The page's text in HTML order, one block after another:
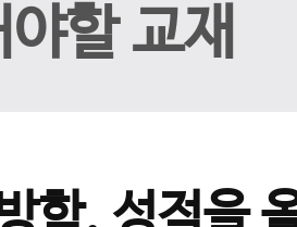
할 교재